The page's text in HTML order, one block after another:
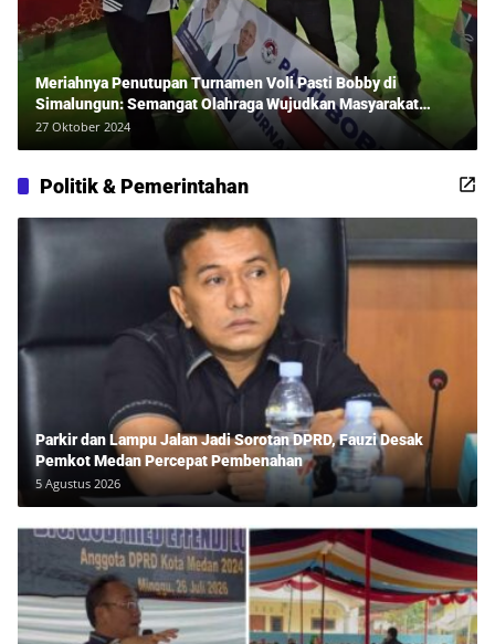
Meriahnya Penutupan Turnamen Voli Pasti Bobby di
Simalungun: Semangat Olahraga Wujudkan Masyarakat
Sehat Bersama Erwan Rozadi dan Ribuan Penonton!
27 Oktober 2024
Politik & Pemerintahan
Parkir dan Lampu Jalan Jadi Sorotan DPRD, Fauzi Desak
Pemkot Medan Percepat Pembenahan
5 Agustus 2026